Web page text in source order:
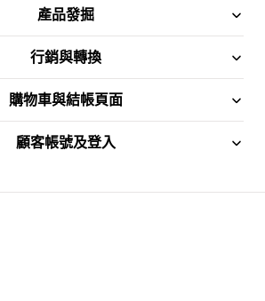
產品發掘
行銷與轉換
購物車與結帳頁面
顧客帳號及登入